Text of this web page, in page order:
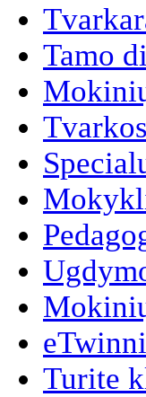
Tamo
Turite